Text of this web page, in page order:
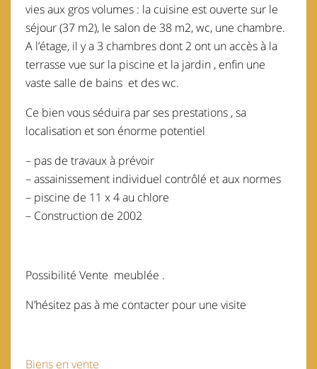
vies aux gros volumes : la cuisine est ouverte sur le
séjour (37 m2), le salon de 38 m2, wc, une chambre.
A l’étage, il y a 3 chambres dont 2 ont un accès à la
terrasse vue sur la piscine et la jardin , enfin une
vaste salle de bains et des wc.
Ce bien vous séduira par ses prestations , sa
localisation et son énorme potentiel
– pas de travaux à prévoir
– assainissement individuel contrôlé et aux normes
– piscine de 11 x 4 au chlore
– Construction de 2002
Possibilité Vente meublée .
N’hésitez pas à me contacter pour une visite
Biens en vente